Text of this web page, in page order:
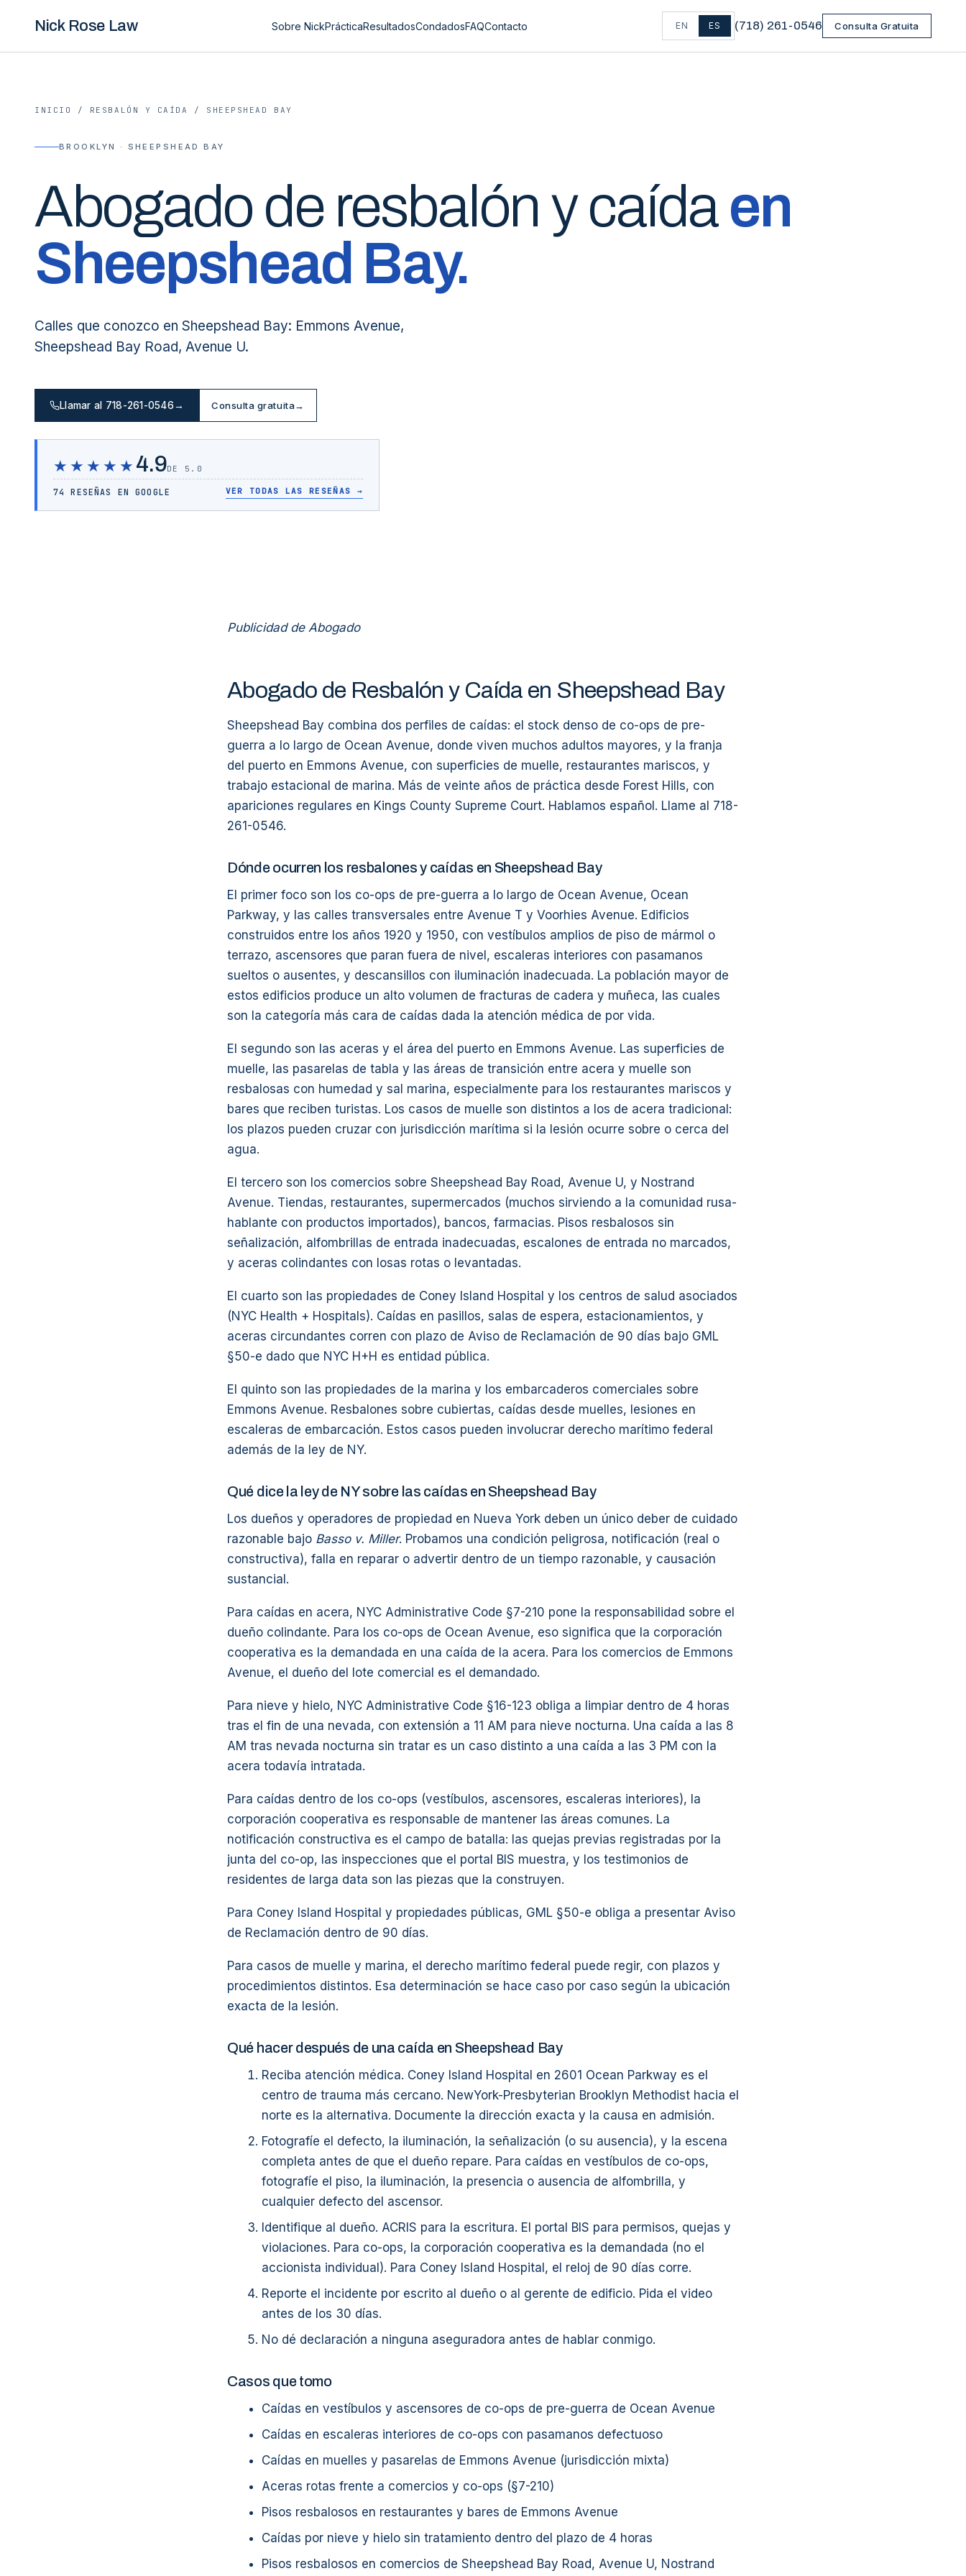
Nick Rose Law Sobre NickPrácticaResultadosCondadosFAQContacto EN ES (718) 261-0546 Consulta Gratuita
INICIO / RESBALÓN Y CAÍDA / SHEEPSHEAD BAY
BROOKLYN · SHEEPSHEAD BAY
Abogado de resbalón y caída en
Sheepshead Bay.
Calles que conozco en Sheepshead Bay: Emmons Avenue,
Sheepshead Bay Road, Avenue U.
Llamar al 718-261-0546→ Consulta gratuita→
★★★★★ 4.9DE 5.0
74 RESEÑAS EN GOOGLE VER TODAS LAS RESEÑAS →
Publicidad de Abogado
Abogado de Resbalón y Caída en Sheepshead Bay
Sheepshead Bay combina dos perfiles de caídas: el stock denso de co-ops de pre-
guerra a lo largo de Ocean Avenue, donde viven muchos adultos mayores, y la franja
del puerto en Emmons Avenue, con superficies de muelle, restaurantes mariscos, y
trabajo estacional de marina. Más de veinte años de práctica desde Forest Hills, con
apariciones regulares en Kings County Supreme Court. Hablamos español. Llame al 718-
261-0546.
Dónde ocurren los resbalones y caídas en Sheepshead Bay
El primer foco son los co-ops de pre-guerra a lo largo de Ocean Avenue, Ocean
Parkway, y las calles transversales entre Avenue T y Voorhies Avenue. Edificios
construidos entre los años 1920 y 1950, con vestíbulos amplios de piso de mármol o
terrazo, ascensores que paran fuera de nivel, escaleras interiores con pasamanos
sueltos o ausentes, y descansillos con iluminación inadecuada. La población mayor de
estos edificios produce un alto volumen de fracturas de cadera y muñeca, las cuales
son la categoría más cara de caídas dada la atención médica de por vida.
El segundo son las aceras y el área del puerto en Emmons Avenue. Las superficies de
muelle, las pasarelas de tabla y las áreas de transición entre acera y muelle son
resbalosas con humedad y sal marina, especialmente para los restaurantes mariscos y
bares que reciben turistas. Los casos de muelle son distintos a los de acera tradicional:
los plazos pueden cruzar con jurisdicción marítima si la lesión ocurre sobre o cerca del
agua.
El tercero son los comercios sobre Sheepshead Bay Road, Avenue U, y Nostrand
Avenue. Tiendas, restaurantes, supermercados (muchos sirviendo a la comunidad rusa-
hablante con productos importados), bancos, farmacias. Pisos resbalosos sin
señalización, alfombrillas de entrada inadecuadas, escalones de entrada no marcados,
y aceras colindantes con losas rotas o levantadas.
El cuarto son las propiedades de Coney Island Hospital y los centros de salud asociados
(NYC Health + Hospitals). Caídas en pasillos, salas de espera, estacionamientos, y
aceras circundantes corren con plazo de Aviso de Reclamación de 90 días bajo GML
§50-e dado que NYC H+H es entidad pública.
El quinto son las propiedades de la marina y los embarcaderos comerciales sobre
Emmons Avenue. Resbalones sobre cubiertas, caídas desde muelles, lesiones en
escaleras de embarcación. Estos casos pueden involucrar derecho marítimo federal
además de la ley de NY.
Qué dice la ley de NY sobre las caídas en Sheepshead Bay
Los dueños y operadores de propiedad en Nueva York deben un único deber de cuidado
razonable bajo Basso v. Miller. Probamos una condición peligrosa, notificación (real o
constructiva), falla en reparar o advertir dentro de un tiempo razonable, y causación
sustancial.
Para caídas en acera, NYC Administrative Code §7-210 pone la responsabilidad sobre el
dueño colindante. Para los co-ops de Ocean Avenue, eso significa que la corporación
cooperativa es la demandada en una caída de la acera. Para los comercios de Emmons
Avenue, el dueño del lote comercial es el demandado.
Para nieve y hielo, NYC Administrative Code §16-123 obliga a limpiar dentro de 4 horas
tras el fin de una nevada, con extensión a 11 AM para nieve nocturna. Una caída a las 8
AM tras nevada nocturna sin tratar es un caso distinto a una caída a las 3 PM con la
acera todavía intratada.
Para caídas dentro de los co-ops (vestíbulos, ascensores, escaleras interiores), la
corporación cooperativa es responsable de mantener las áreas comunes. La
notificación constructiva es el campo de batalla: las quejas previas registradas por la
junta del co-op, las inspecciones que el portal BIS muestra, y los testimonios de
residentes de larga data son las piezas que la construyen.
Para Coney Island Hospital y propiedades públicas, GML §50-e obliga a presentar Aviso
de Reclamación dentro de 90 días.
Para casos de muelle y marina, el derecho marítimo federal puede regir, con plazos y
procedimientos distintos. Esa determinación se hace caso por caso según la ubicación
exacta de la lesión.
Qué hacer después de una caída en Sheepshead Bay
Reciba atención médica. Coney Island Hospital en 2601 Ocean Parkway es el
centro de trauma más cercano. NewYork-Presbyterian Brooklyn Methodist hacia el
norte es la alternativa. Documente la dirección exacta y la causa en admisión.
Fotografíe el defecto, la iluminación, la señalización (o su ausencia), y la escena
completa antes de que el dueño repare. Para caídas en vestíbulos de co-ops,
fotografíe el piso, la iluminación, la presencia o ausencia de alfombrilla, y
cualquier defecto del ascensor.
Identifique al dueño. ACRIS para la escritura. El portal BIS para permisos, quejas y
violaciones. Para co-ops, la corporación cooperativa es la demandada (no el
accionista individual). Para Coney Island Hospital, el reloj de 90 días corre.
Reporte el incidente por escrito al dueño o al gerente de edificio. Pida el video
antes de los 30 días.
No dé declaración a ninguna aseguradora antes de hablar conmigo.
Casos que tomo
Caídas en vestíbulos y ascensores de co-ops de pre-guerra de Ocean Avenue
Caídas en escaleras interiores de co-ops con pasamanos defectuoso
Caídas en muelles y pasarelas de Emmons Avenue (jurisdicción mixta)
Aceras rotas frente a comercios y co-ops (§7-210)
Pisos resbalosos en restaurantes y bares de Emmons Avenue
Caídas por nieve y hielo sin tratamiento dentro del plazo de 4 horas
Pisos resbalosos en comercios de Sheepshead Bay Road, Avenue U, Nostrand